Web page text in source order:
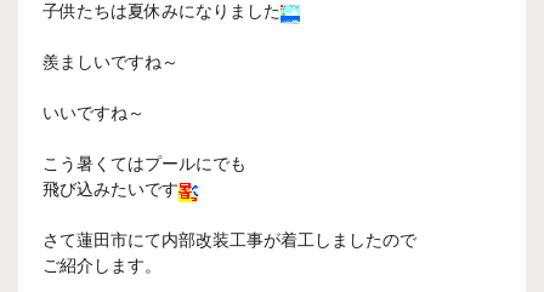
子供たちは夏休みになりました
羨ましいですね～
いいですね～
こう暑くてはプールにでも
飛び込みたいです
さて蓮田市にて内部改装工事が着工しましたので
ご紹介します。